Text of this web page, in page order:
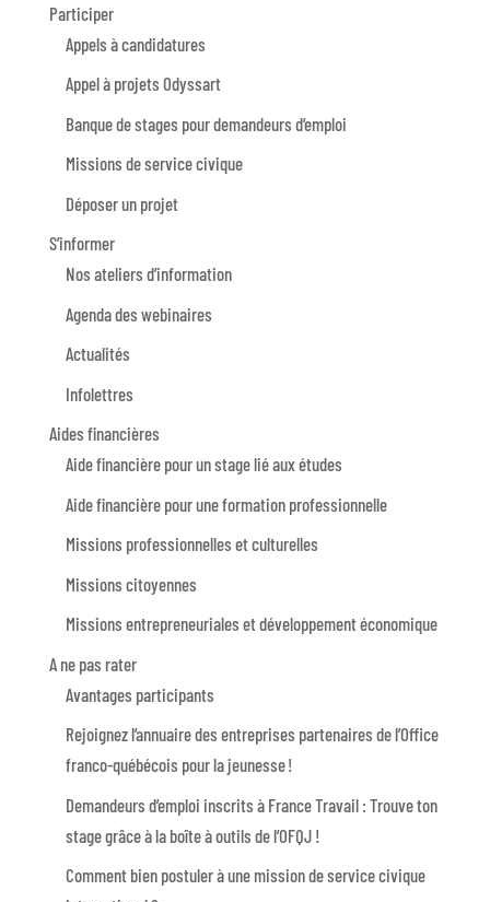
Participer
Appels à candidatures
Appel à projets Odyssart
Banque de stages pour demandeurs d’emploi
Missions de service civique
Déposer un projet
S’informer
Nos ateliers d’information
Agenda des webinaires
Actualités
Infolettres
Aides financières
Aide financière pour un stage lié aux études
Aide financière pour une formation professionnelle
Missions professionnelles et culturelles
Missions citoyennes
Missions entrepreneuriales et développement économique
A ne pas rater
Avantages participants
Rejoignez l’annuaire des entreprises partenaires de l’Office
franco-québécois pour la jeunesse !
Demandeurs d’emploi inscrits à France Travail : Trouve ton
stage grâce à la boîte à outils de l’OFQJ !
Comment bien postuler à une mission de service civique